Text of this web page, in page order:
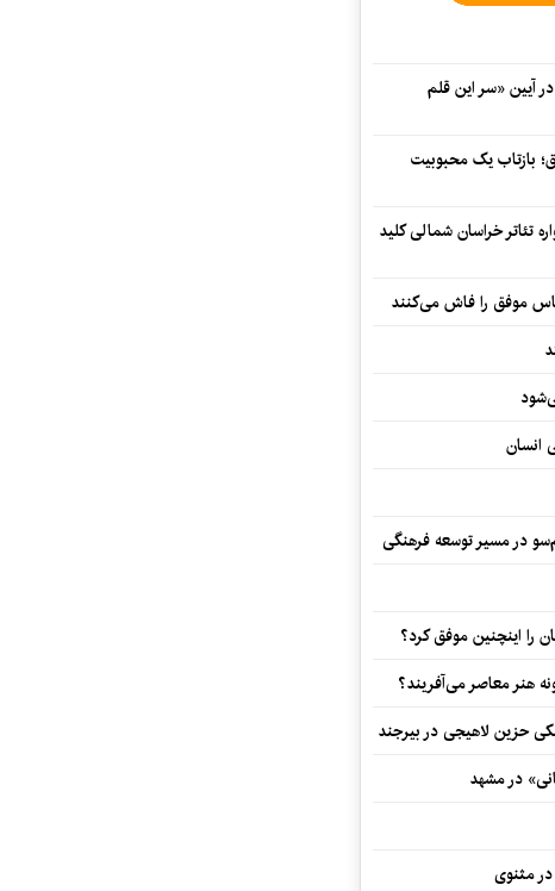
در آیین «سر این قلم
بازتاب یک محبوبیت
تئاتر خراسان شمالی کلید
موفق را فاش می‌کنند
انسان
در مسیر توسعه فرهنگی
را اینچنین موفق کرد؟
هنر معاصر می‌آفریند؟
حزین لاهیجی در بیرجند
در مشهد
مثنوی